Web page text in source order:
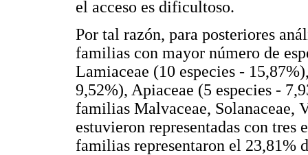
el acceso es dificultoso.
Por tal razón, para posteriores
familias con mayor número de
Lamiaceae (10 especies -
9,52%), Apiaceae (5 especies -
familias Malvaceae, Solanaceae,
estuvieron representadas con tres
familias representaron el 23,81%